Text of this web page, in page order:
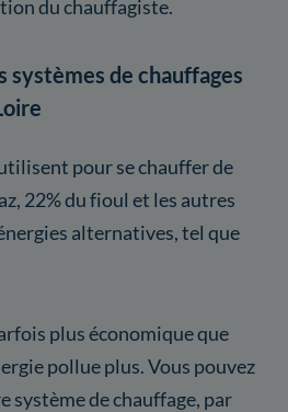
du chauffagiste.
systèmes de chauffages
pour se chauffer de
22% du fioul et les autres
alternatives, tel que
plus économique que
pollue plus. Vous pouvez
système de chauffage, par